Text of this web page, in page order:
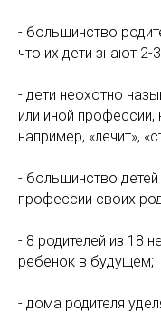
- большинство
что их дети знают
- дети неохотно
или иной
например, «лечит»,
- большинство
профессии своих
- 8 родителей из 18
ребенок в будущем;
- дома родителя